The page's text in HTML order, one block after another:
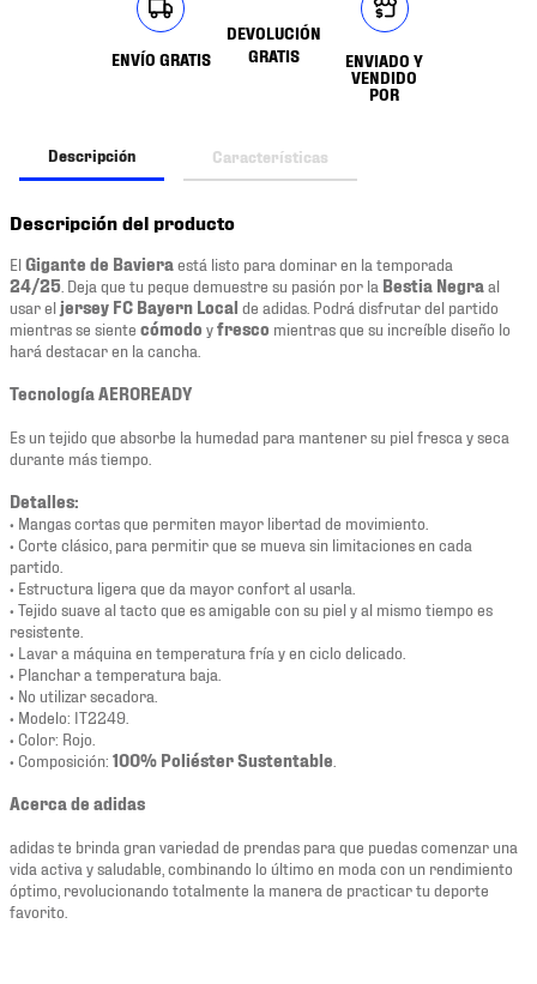
ENVÍO GRATIS
DEVOLUCIÓN
GRATIS
ENVIADO Y
VENDIDO
POR
Descripción Características
Descripción del producto
ElGigante de Baviera está listo para dominar en la temporada
24/25 . Deja que tu peque demuestre su pasión por la Bestia Negra al
usar el jersey FC Bayern Local de adidas. Podrá disfrutar del partido
mientras se siente cómodo yfresco mientras que su increíble diseño lo
hará destacar en la cancha.
Tecnología AEROREADY
Es un tejido que absorbe la humedad para mantener su piel fresca y seca
durante más tiempo.
Detalles:
• Mangas cortas que permiten mayor libertad de movimiento.
• Corte clásico, para permitir que se mueva sin limitaciones en cada
partido.
• Estructura ligera que da mayor confort al usarla.
• Tejido suave al tacto que es amigable con su piel y al mismo tiempo es
resistente.
• Lavar a máquina en temperatura fría y en ciclo delicado.
• Planchar a temperatura baja.
• No utilizar secadora.
• Modelo: IT2249.
• Color: Rojo.
• Composición: 100% Poliéster Sustentable
Acerca de adidas
adidas te brinda gran variedad de prendas para que puedas comenzar una
vida activa y saludable, combinando lo último en moda con un rendimiento
óptimo, revolucionando totalmente la manera de practicar tu deporte
favorito.